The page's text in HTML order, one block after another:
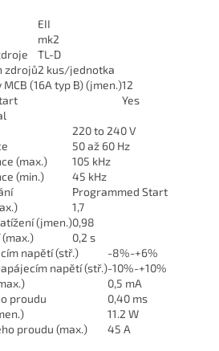
EII
mk2
TL-D
zdrojů2 kus/jednotka
(16A typ B) (jmen.)12
Yes
220 to 240 V
50 až 60 Hz
(max.)
105 kHz
(min.)
45 kHz
Programmed Start
1,7
(jmen.)0,98
0,2 s
napětí (stř.)
-8%-+6%
napětí (stř.)-10%-+10%
0,5 mA
proudu
0,40 ms
11.2 W
proudu (max.)
45 A